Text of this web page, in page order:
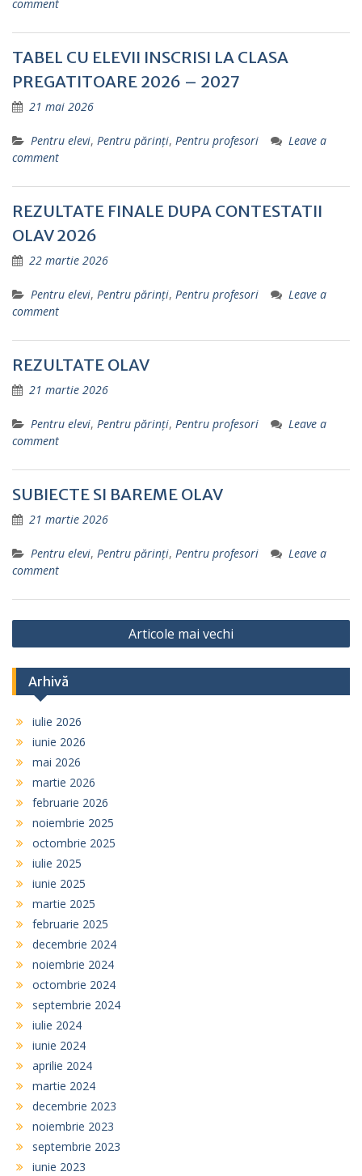
comment
TABEL CU ELEVII INSCRISI LA CLASA
PREGATITOARE 2026 – 2027
21 mai 2026
Pentru elevi, Pentru părinţi, Pentru profesori
Leave a
comment
REZULTATE FINALE DUPA CONTESTATII
OLAV 2026
22 martie 2026
Pentru elevi, Pentru părinţi, Pentru profesori
Leave a
comment
REZULTATE OLAV
21 martie 2026
Pentru elevi, Pentru părinţi, Pentru profesori
Leave a
comment
SUBIECTE SI BAREME OLAV
21 martie 2026
Pentru elevi, Pentru părinţi, Pentru profesori
Leave a
comment
Navigare
în
articole
Articole mai vechi
Arhivă
iulie 2026
iunie 2026
mai 2026
martie 2026
februarie 2026
noiembrie 2025
octombrie 2025
iulie 2025
iunie 2025
martie 2025
februarie 2025
decembrie 2024
noiembrie 2024
octombrie 2024
septembrie 2024
iulie 2024
iunie 2024
aprilie 2024
martie 2024
decembrie 2023
noiembrie 2023
septembrie 2023
iunie 2023